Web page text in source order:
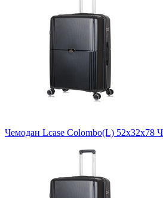
Чемодан Lcase Colombo(L) 52х32х78